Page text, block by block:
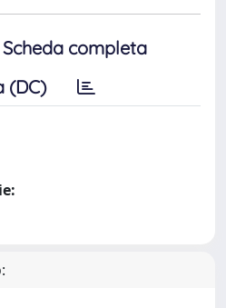
Scheda completa
(DC)